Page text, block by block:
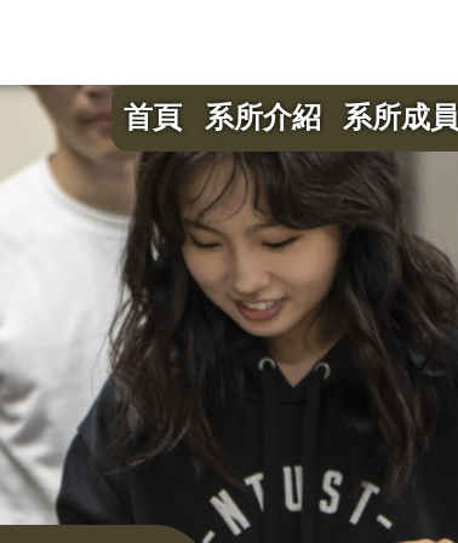
首頁 系所介紹 系所成員